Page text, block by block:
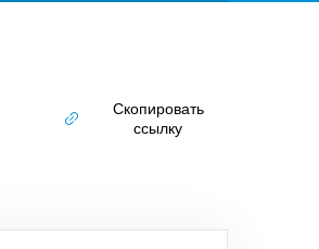
Скопировать
ссылку